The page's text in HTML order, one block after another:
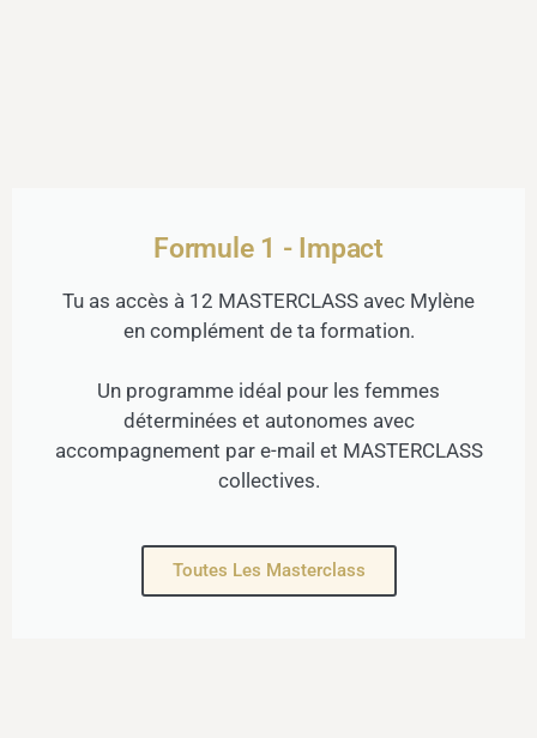
Formule 1 - Impact
Tu as accès à 12 MASTERCLASS avec Mylène
en complément de ta formation.
Un programme idéal pour les femmes
déterminées et autonomes avec
accompagnement par e-mail et MASTERCLASS
collectives.
Toutes Les Masterclass